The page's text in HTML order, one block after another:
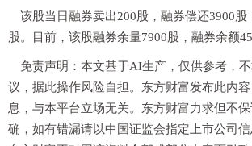
该股当日融券卖出200股，融券偿还3900股
股。目前，该股融券余量7900股，融券余额
免责声明：本文基于AI生产，仅供参考，
议，据此操作风险自担。东方财富发布此内
息，与本平台立场无关。东方财富力求但不
确，如有错漏请以中国证监会指定上市公司信